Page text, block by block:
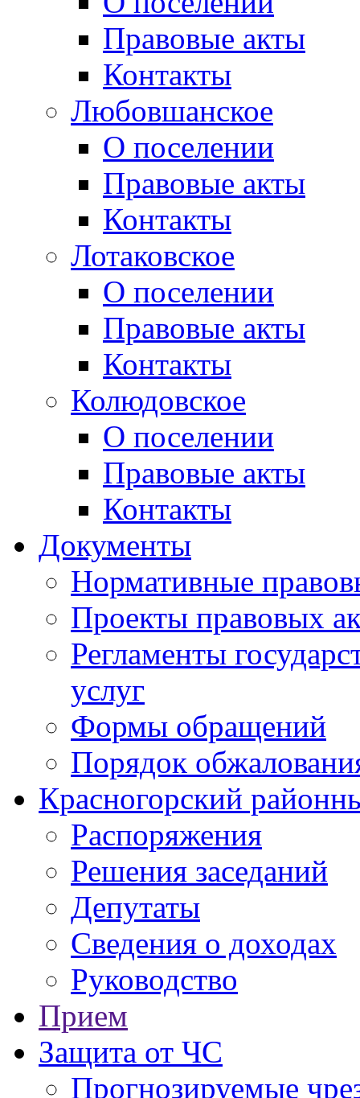
Правовые акты
Контакты
Любовшанское
О поселении
Правовые акты
Контакты
Лотаковское
О поселении
Правовые акты
Контакты
Колюдовское
О поселении
Правовые акты
Контакты
Документы
Нормативные
Проекты правовых
Регламенты
услуг
Формы обращений
Порядок
Красногорский
Распоряжения
Решения заседаний
Депутаты
Сведения о доходах
Руководство
Прием
Защита от ЧС
Прогнозируемые